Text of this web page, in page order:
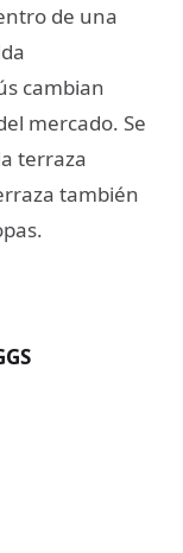
de una
cambian
mercado. Se
terraza
también